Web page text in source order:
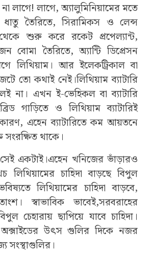
লাগে! লাগে, অ্যালুমিনিয়ামের মতে
ধাতু তৈরিতে, সিরামিকস ও লেন্স
শুরু করে রকেট প্রপেল্যান্ট,
বোমা তৈরিতে, অ্যান্টি ডিপ্রেসন
লিথিয়াম। আর ইলেকট্রিকাল বা
তো কথাই নেই।লিথিয়াম ব্যাটারি
না। এখন ই-ভেহিকল বা ব্যাটারি
গাড়িতে ও লিথিয়াম ব্যাটারিই
এহেন ব্যাটারিতে কম আয়তনে
থাকে।
একটাই।এহেন খনিজের ভাঁড়ারও
চাহিদা বাড়ছে বিপুল
লিথিয়ামের চাহিদা বাড়বে,
স্বাভাবিক ভাবেই,সরবরাহের
চেহারায় ছাপিয়ে যাবে চাহিদা।
উৎস গুলির দিকে নজর
সংস্থাগুলির।